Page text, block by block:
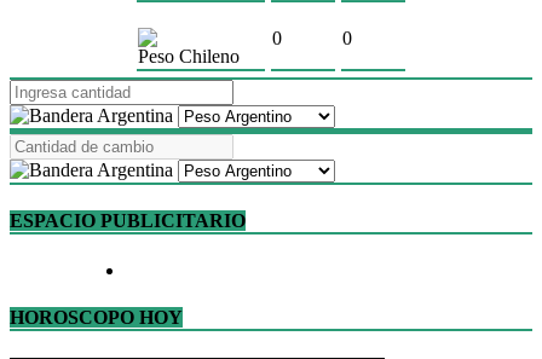
Peso Chileno
0 0
ESPACIO PUBLICITARIO
HOROSCOPO HOY